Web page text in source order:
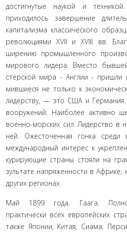
достигнутые наукой и
приходилось завершение
капитализма классического
революциями XVII и XVIII вв.
ширению промышленного
мирового лидера. Вместо
стерской мира - Англии - пришли
мившиеся не только к
лидерству, — это США и
вооружений. Наиболее активно
военно-морских сил. Лидерство в
ней. Ожесточенная гонка среди
международный интерес к
курирующие страны стояли на
зультате напряженности в
других регионах.
Май 1899 года, Гаага.
практически всех европейских
также Японии, Китая, Сиама,